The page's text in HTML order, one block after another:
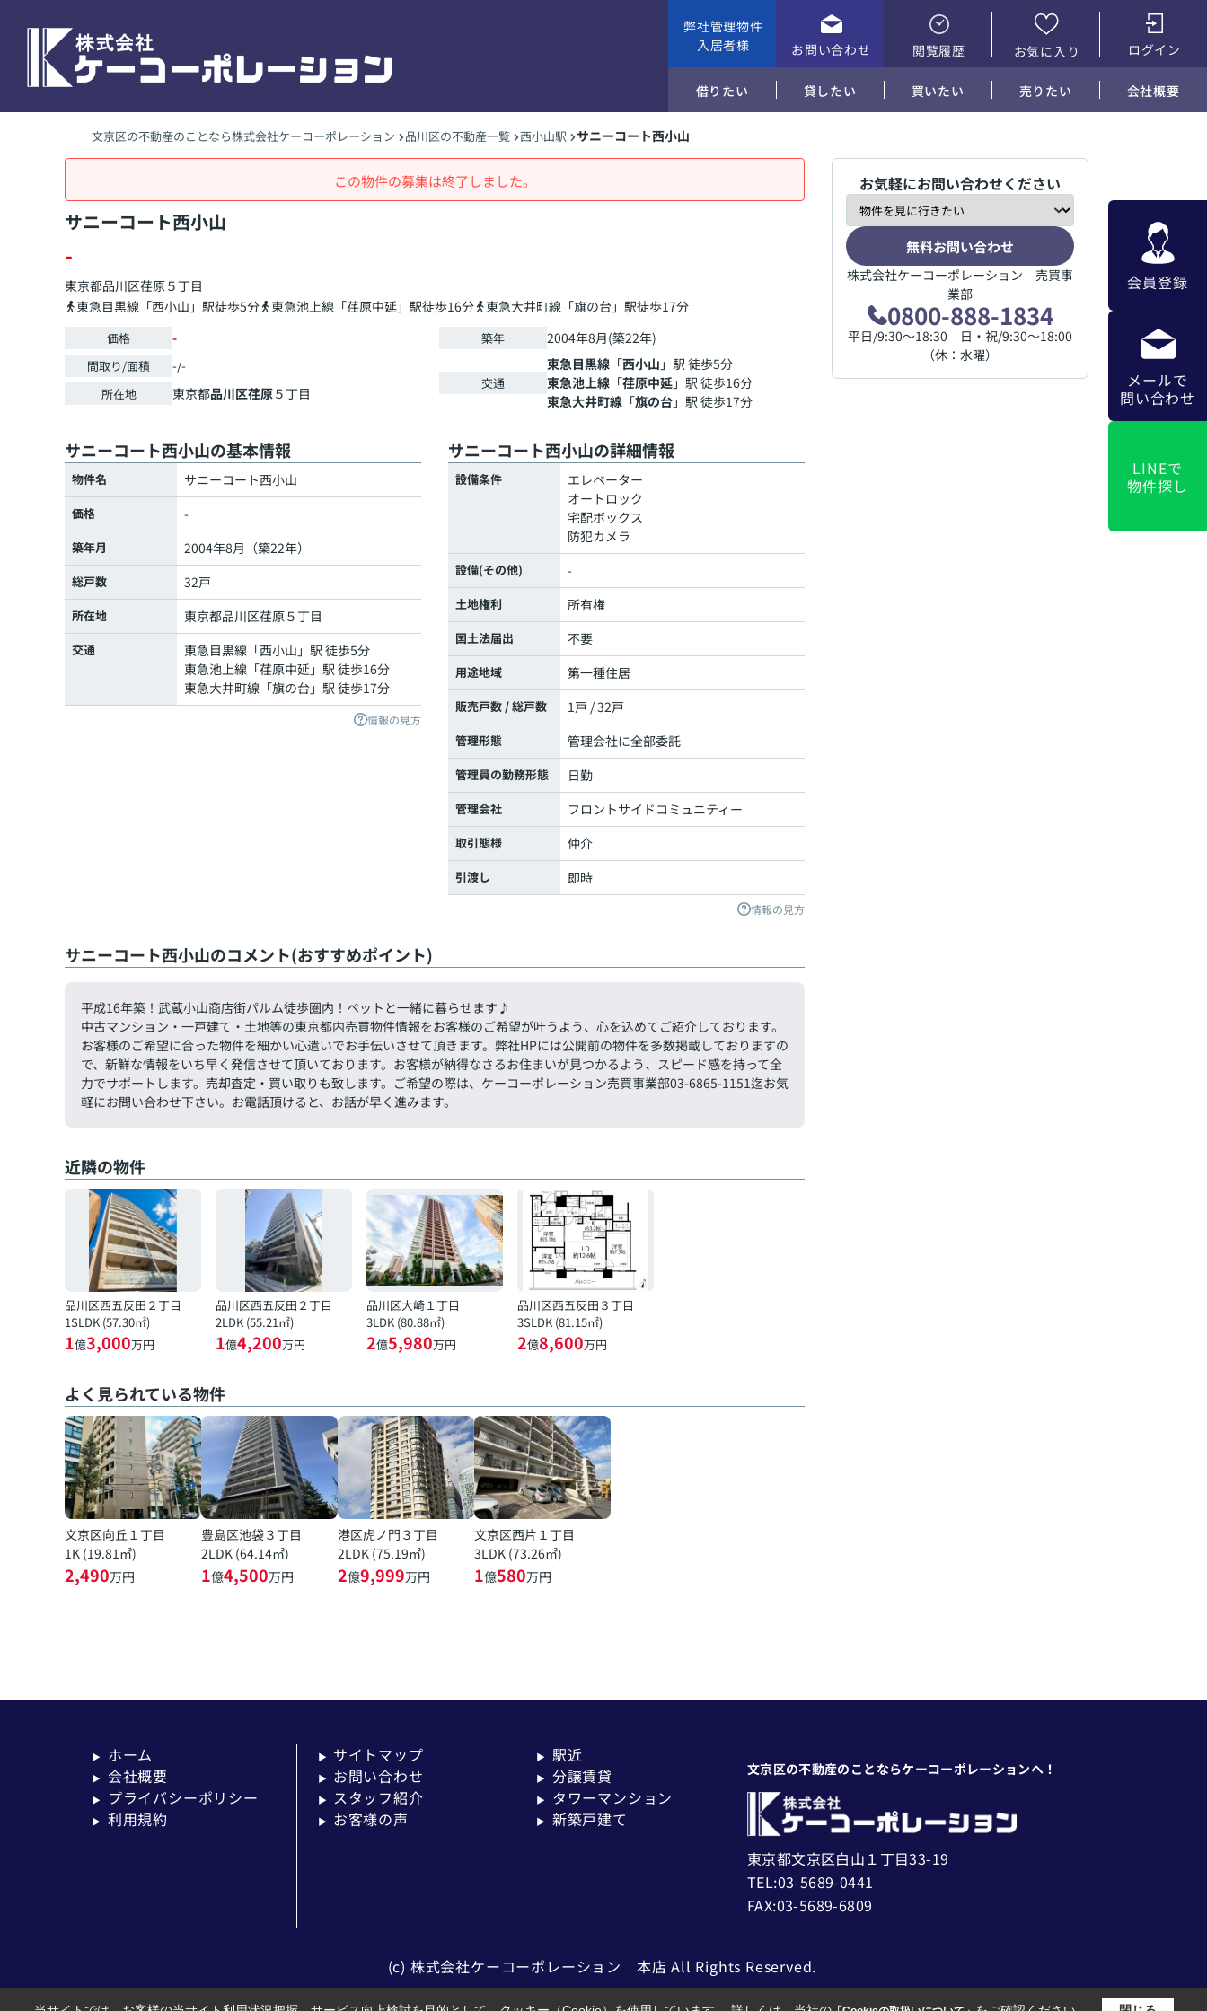
弊社管理物件
入居者様
お問い合わせ 閲覧履歴 お気に入り ログイン
借りたい 貸したい 買いたい 売りたい 会社概要
会員登録
メールで
問い合わせ
LINEで
物件探し
文京区の不動産のことなら株式会社ケーコーポレーション 品川区の不動産一覧 西小山駅 サニーコート西小山
この物件の募集は終了しました。
サニーコート西小山
-
東京都品川区荏原５丁目
東急目黒線「西小山」駅徒歩5分
東急池上線「荏原中延」駅徒歩16分 東急大井町線「旗の台」駅徒歩17分
価格 -
間取り/面積 -/-
所在地 東京都品川区荏原５丁目
築年 2004年8月(築22年)
交通
東急目黒線 「西小山 」駅 徒歩5分
東急池上線 「荏原中延」駅 徒歩16分
東急大井町線 「旗の台」駅 徒歩17分
サニーコート西小山の基本情報
物件名 サニーコート西小山
価格 -
築年月 2004年8月（築22年）
総戸数 32戸
所在地 東京都品川区荏原５丁目
交通 東急目黒線 「西小山 」駅 徒歩5分
東急池上線 「荏原中延」駅 徒歩16分
東急大井町線 「旗の台」駅 徒歩17分
情報の見方
サニーコート西小山の詳細情報
設備条件
エレベーター
オートロック
宅配ボックス
防犯カメラ
設備(その他) -
土地権利 所有権
国土法届出 不要
用途地域 第一種住居
販売戸数 / 総戸数 1戸 / 32戸
管理形態 管理会社に全部委託
管理員の勤務形態 日勤
管理会社 フロントサイドコミュニティー
取引態様 仲介
引渡し 即時
情報の見方
サニーコート西小山のコメント(おすすめポイント)
平成16年築！武蔵小山商店街パルム徒歩圏内！ペットと一緒に暮らせます♪
中古マンション・一戸建て・土地等の東京都内売買物件情報をお客様のご希望が叶うよう、心を込めてご紹介しております。
お客様のご希望に合った物件を細かい心遣いでお手伝いさせて頂きます。弊社HPには公開前の物件を多数掲載しておりますの
で、新鮮な情報をいち早く発信させて頂いております。お客様が納得なさるお住まいが見つかるよう、スピード感を持って全
力でサポートします。売却査定・買い取りも致します。ご希望の際は、ケーコーポレーション売買事業部03-6865-1151迄お気
軽にお問い合わせ下さい。お電話頂けると、お話が早く進みます。
近隣の物件
品川区西五反田２丁目
1SLDK (57.30㎡)
1億3,000万円
品川区西五反田２丁目
2LDK (55.21㎡)
1億4,200万円
品川区大崎１丁目
3LDK (80.88㎡)
2億5,980万円
品川区西五反田３丁目
3SLDK (81.15㎡)
2億8,600万円
よく見られている物件
文京区向丘１丁目
1K (19.81㎡)
2,490万円
豊島区池袋３丁目
2LDK (64.14㎡)
1億4,500万円
港区虎ノ門３丁目
2LDK (75.19㎡)
2億9,999万円
文京区西片１丁目
3LDK (73.26㎡)
1億580万円
お気軽にお問い合わせください
無料お問い合わせ
株式会社ケーコーポレーション 売買事
業部
0800-888-1834
平日/9:30～18:30 日・祝/9:30～18:00
（休：水曜）
▶ ホーム
▶ 会社概要
▶ プライバシーポリシー
▶ 利用規約
▶ サイトマップ
▶ お問い合わせ
▶ スタッフ紹介
▶ お客様の声
▶ 駅近
▶ 分譲賃貸
▶ タワーマンション
▶ 新築戸建て
文京区の不動産のことならケーコーポレーションへ！
東京都文京区白山１丁目33-19
TEL:03-5689-0441
FAX:03-5689-6809
(c) 株式会社ケーコーポレーション 本店 All Rights Reserved.